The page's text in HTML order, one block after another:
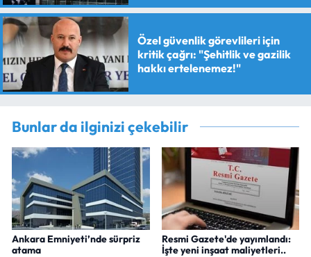
verildi
Özel güvenlik görevlileri için
kritik çağrı: "Şehitlik ve gazilik
hakkı ertelenemez!"
Bunlar da ilginizi çekebilir
Ankara Emniyeti’nde sürpriz
atama
Resmi Gazete'de yayımlandı:
İşte yeni inşaat maliyetleri..